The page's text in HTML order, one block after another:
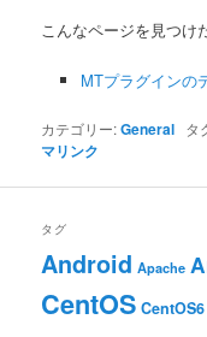
こんなページを見つけた
MTプラグインの
カテゴリー:General タ
マリンク
タグ
Android Apache
CentOS CentOS6